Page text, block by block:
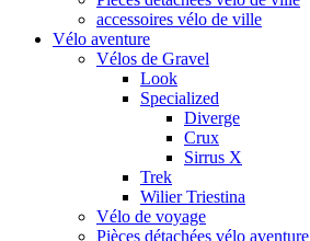
accessoires vélo de ville
Vélo aventure
Vélos de Gravel
Look
Specialized
Diverge
Crux
Sirrus X
Trek
Wilier Triestina
Vélo de voyage
Pièces détachées vélo aventure